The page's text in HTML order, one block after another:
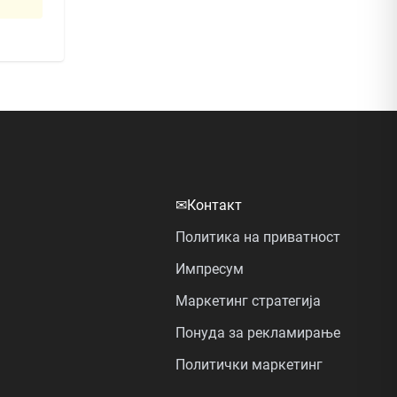
✉Контакт
Политика на приватност
Импресум
Маркетинг стратегија
Понуда за рекламирање
Политички маркетинг